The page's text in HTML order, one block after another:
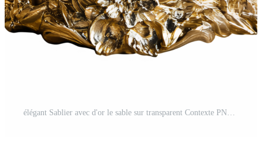
élégant Sablier avec d'or le sable sur transparent Contexte PNG Gratuit